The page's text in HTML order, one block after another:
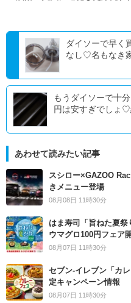
ダイソーで早く
なし♡名もなき
もうダイソーで十
円は安すぎでしょ♡
あわせて読みたい記事
スシロー×GAZOO
きメニュー登場
08月08日 11時30分
はま寿司「旨ねた夏
ウマグロ100円フェア
08月07日 11時30分
セブン‐イレブン「カ
定キャンペーン情報
08月07日 11時30分